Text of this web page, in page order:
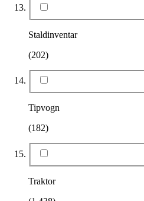
Staldinventar
(202)
Tipvogn
(182)
Traktor